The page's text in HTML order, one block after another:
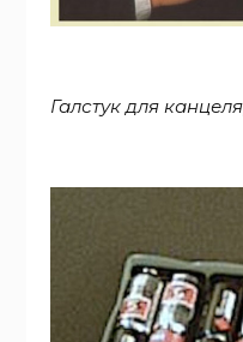
Галстук для